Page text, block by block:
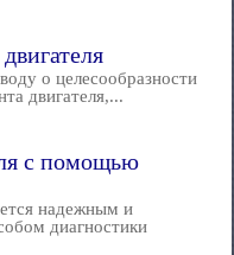
о целесообразности
двигателя,...
с помощью
надежным и
диагностики